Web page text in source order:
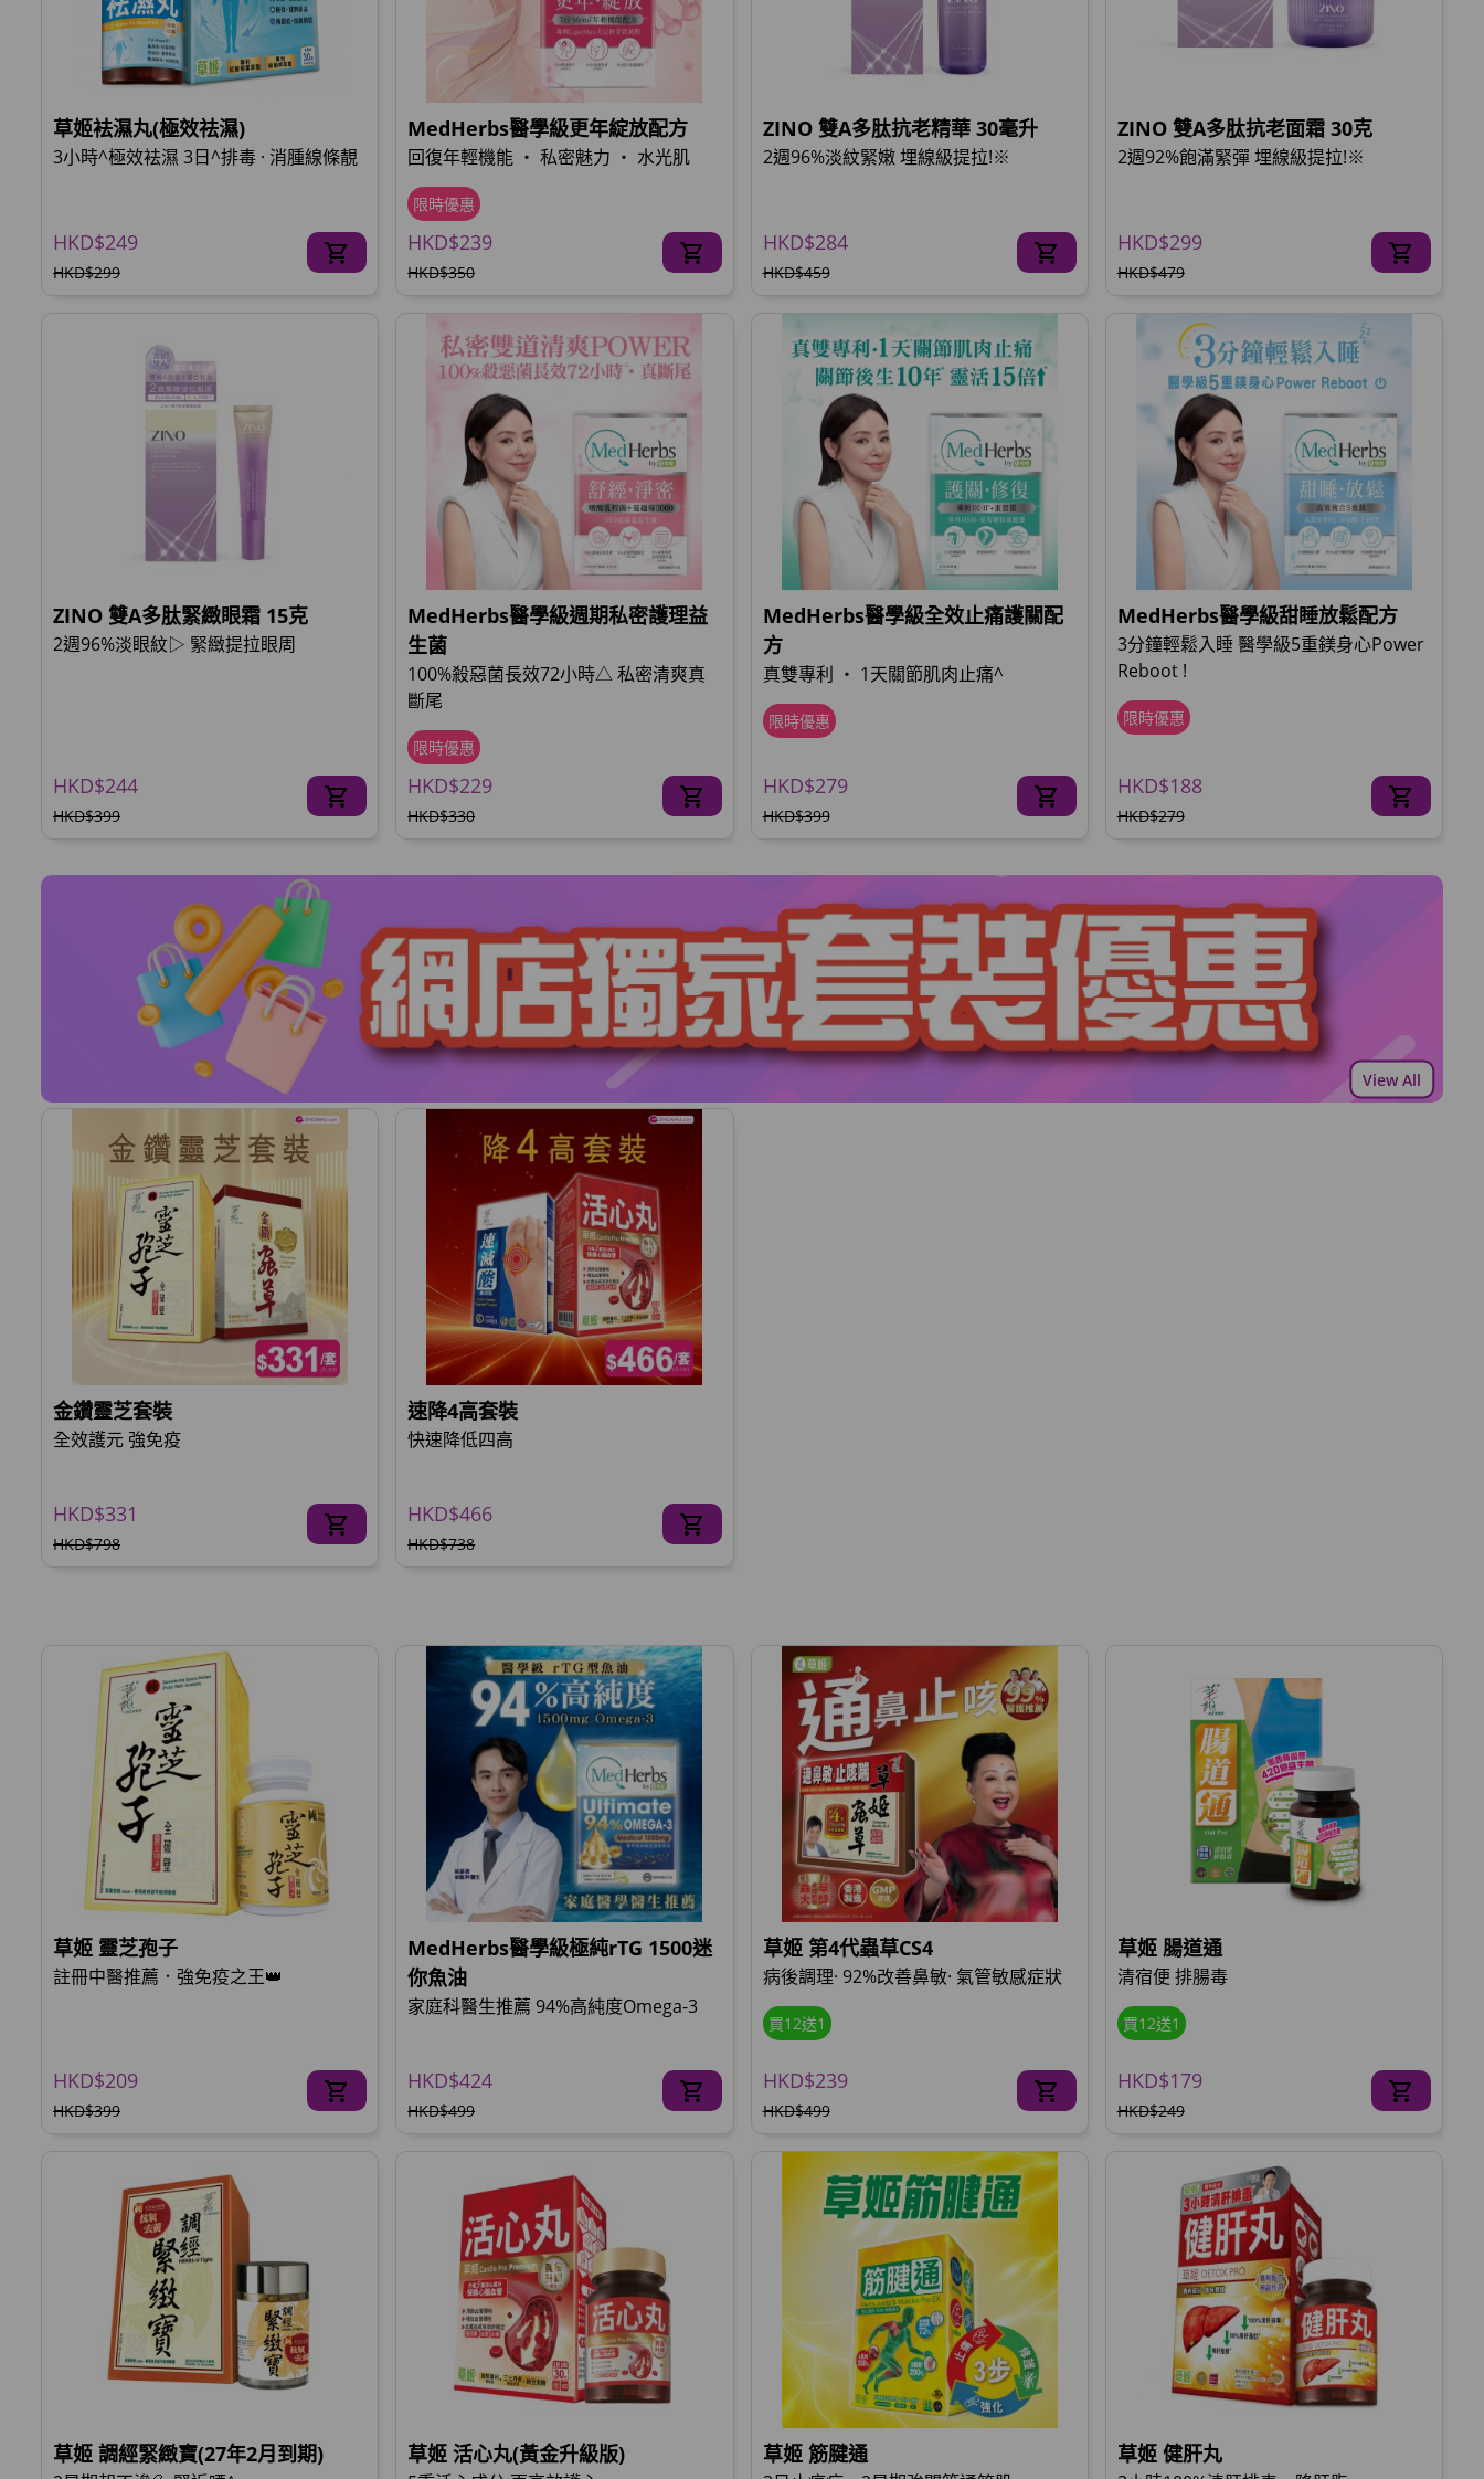
草姬袪濕丸(極效祛濕)
3小時^極效袪濕 3日^排毒 · 消腫線條靚
HKD$249
HKD$299
MedHerbs醫學級更年綻放配方
回復年輕機能 ‧ 私密魅力 ‧ 水光肌
限時優惠
HKD$239
HKD$350
ZINO 雙A多肽抗老精華 30毫升
2週96%淡紋緊嫩 埋線級提拉!※
HKD$284
HKD$459
ZINO 雙A多肽抗老面霜 30克
2週92%飽滿緊彈 埋線級提拉!※
HKD$299
HKD$479
ZINO 雙A多肽緊緻眼霜 15克
2週96%淡眼紋▷ 緊緻提拉眼周
HKD$244
HKD$399
MedHerbs醫學級週期私密護理益
生菌
100%殺惡菌長效72小時△ 私密清爽真
斷尾
限時優惠
HKD$229
HKD$330
MedHerbs醫學級全效止痛護關配
方
真雙專利 ‧ 1天關節肌肉止痛^
限時優惠
HKD$279
HKD$399
MedHerbs醫學級甜睡放鬆配方
3分鐘輕鬆入睡 醫學級5重鎂身心Power
Reboot !
限時優惠
HKD$188
HKD$279
View All
金鑽靈芝套裝
全效護元 強免疫
HKD$331
HKD$798
速降4高套裝
快速降低四高
HKD$466
HKD$738
草姬 靈芝孢子
註冊中醫推薦．強免疫之王👑
HKD$209
HKD$399
MedHerbs醫學級極純rTG 1500迷
你魚油
家庭科醫生推薦 94%高純度Omega-3
HKD$424
HKD$499
草姬 第4代蟲草CS4
病後調理· 92%改善鼻敏· 氣管敏感症狀
買12送1
HKD$239
HKD$499
草姬 腸道通
清宿便 排腸毒
買12送1
HKD$179
HKD$249
草姬 調經緊緻寶(27年2月到期) 草姬 活心丸(黃金升級版) 草姬 筋腱通 草姬 健肝丸